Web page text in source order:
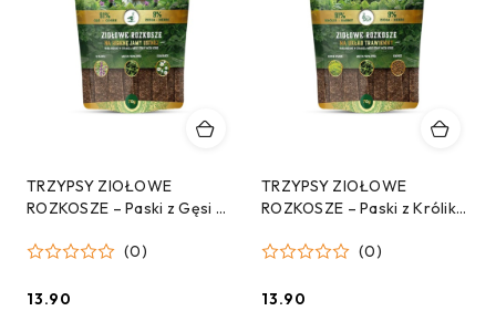
TRZYPSY ZIOŁOWE
ROZKOSZE – Paski z Gęsi na
(0)
13.90
TRZYPSY ZIOŁOWE
ROZKOSZE – Paski z Królika
(0)
13.90